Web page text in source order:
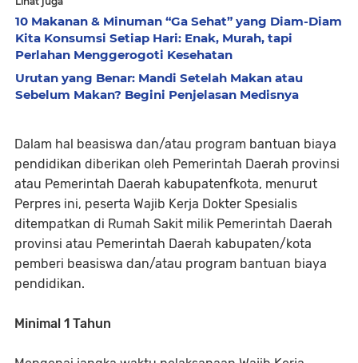
10 Makanan & Minuman “Ga Sehat” yang Diam-Diam
Kita Konsumsi Setiap Hari: Enak, Murah, tapi
Perlahan Menggerogoti Kesehatan
Urutan yang Benar: Mandi Setelah Makan atau
Sebelum Makan? Begini Penjelasan Medisnya
Dalam hal beasiswa dan/atau program bantuan biaya
pendidikan diberikan oleh Pemerintah Daerah provinsi
atau Pemerintah Daerah kabupatenfkota, menurut
Perpres ini, peserta Wajib Kerja Dokter Spesialis
ditempatkan di Rumah Sakit milik Pemerintah Daerah
provinsi atau Pemerintah Daerah kabupaten/kota
pemberi beasiswa dan/atau program bantuan biaya
pendidikan.
Minimal 1 Tahun